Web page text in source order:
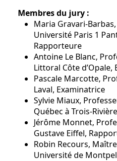
Membres du jury :
Maria Gravari-
Université Paris 1
Rapporteure
Antoine Le Blanc,
Littoral Côte d’Opale,
Pascale Marcotte,
Laval, Examinatrice
Sylvie Miaux,
Québec à Trois-
Jérôme Monnet,
Gustave Eiffel,
Robin Recours,
Université de